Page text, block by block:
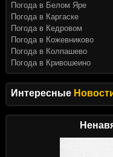
Интересные
Погода в Белом Яре
Погода в Каргаске
Погода в Кедровом
Погода в Кожевниково
Погода в Колпашево
Погода в Кривошеино